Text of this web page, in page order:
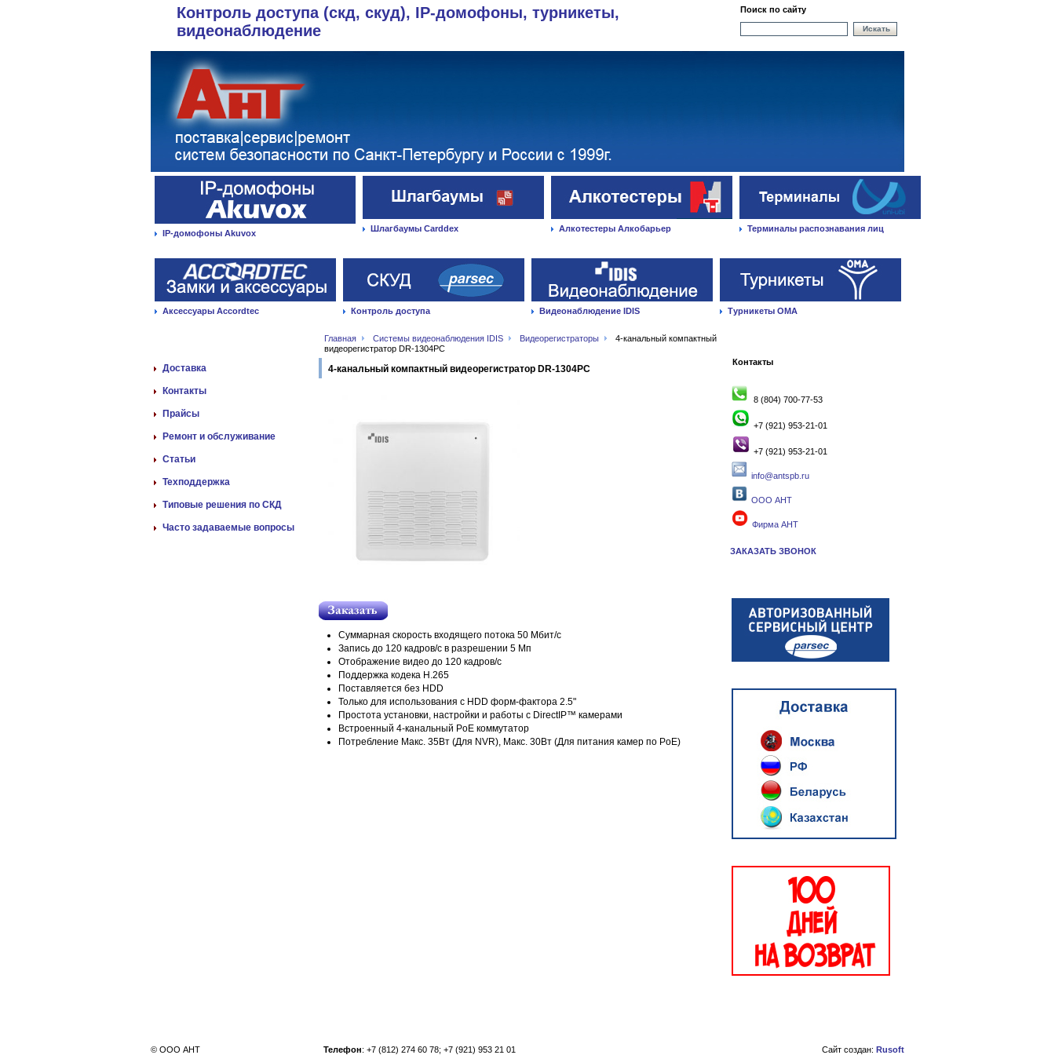
Контроль доступа (скд, скуд), IP-домофоны, турникеты,
видеонаблюдение
Поиск по сайту
Искать
IP-домофоны Akuvox Шлагбаумы Carddex Алкотестеры Алкобарьер Терминалы распознавания лиц
Аксессуары Accordtec Контроль доступа Видеонаблюдение IDIS Турникеты ОМА
Главная Системы видеонаблюдения IDIS Видеорегистраторы
4-канальный компактный
видеорегистратор DR-1304PC
Доставка
Контакты
Прайсы
Ремонт и обслуживание
Статьи
Техподдержка
Типовые решения по СКД
Часто задаваемые вопросы
4-канальный компактный видеорегистратор DR-1304PC
Суммарная скорость входящего потока 50 Мбит/с
Запись до 120 кадров/c в разрешении 5 Мп
Отображение видео до 120 кадров/с
Поддержка кодека H.265
Поставляется без HDD
Только для использования c HDD форм-фактора 2.5"
Простота установки, настройки и работы с DirectIP™ камерами
Встроенный 4-канальный PoE коммутатор
Потребление Макс. 35Вт (Для NVR), Макс. 30Вт (Для питания камер по PoE)
Контакты
8 (804) 700-77-53
+7 (921) 953-21-01
+7 (921) 953-21-01
info@antspb.ru
ООО АНТ
Фирма АНТ
ЗАКАЗАТЬ ЗВОНОК
© ООО АНТ Телефон: +7 (812) 274 60 78; +7 (921) 953 21 01 Сайт создан: Rusoft